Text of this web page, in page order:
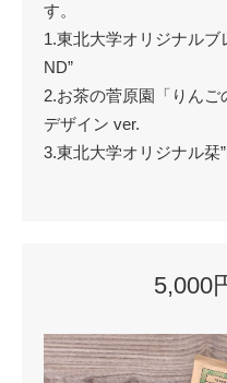
す。
1.東北大学オリジナルブ
ND”
2.お茶の菅原園「りん
デザイン ver.
3.東北大学オリジナル栞
5,000